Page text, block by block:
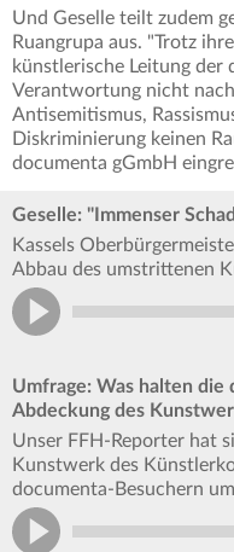
Und Geselle teilt zudem
Ruangrupa aus. "Trotz
künstlerische Leitung
Verantwortung nicht
Antisemitismus,
Diskriminierung keinen
documenta gGmbH
Geselle: "Immenser
Kassels
Abbau des umstrittenen
Umfrage: Was halten die
Abdeckung des
Unser FFH-Reporter hat
Kunstwerk des
documenta-Besuchern